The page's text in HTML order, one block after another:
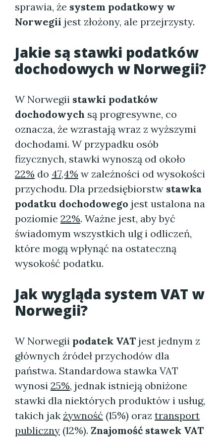
sprawia, że system podatkowy w
Norwegii jest złożony, ale przejrzysty.
Jakie są stawki podatków
dochodowych w Norwegii?
W Norwegii stawki podatków
dochodowych są progresywne, co
oznacza, że wzrastają wraz z wyższymi
dochodami. W przypadku osób
fizycznych, stawki wynoszą od około
22% do 47,4% w zależności od wysokości
przychodu. Dla przedsiębiorstw stawka
podatku dochodowego jest ustalona na
poziomie 22%. Ważne jest, aby być
świadomym wszystkich ulg i odliczeń,
które mogą wpłynąć na ostateczną
wysokość podatku.
Jak wygląda system VAT w
Norwegii?
W Norwegii podatek VAT jest jednym z
głównych źródeł przychodów dla
państwa. Standardowa stawka VAT
wynosi 25%, jednak istnieją obniżone
stawki dla niektórych produktów i usług,
takich jak żywność (15%) oraz transport
publiczny (12%). Znajomość stawek VAT